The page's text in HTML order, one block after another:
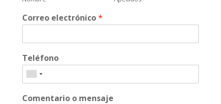
Correo electrónico*
Teléfono
Comentario o mensaje